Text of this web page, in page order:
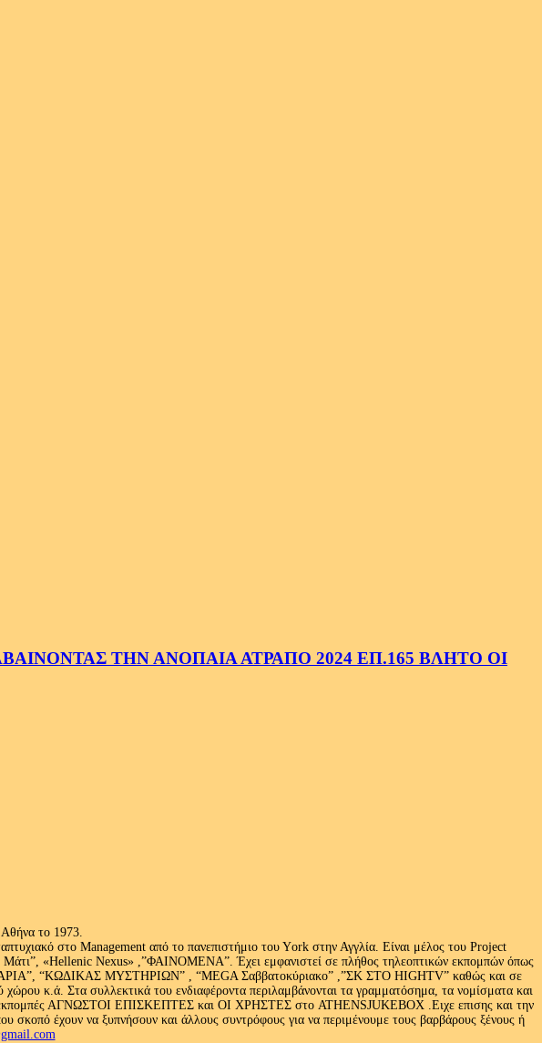
ΤΗΝ ΑΝΟΠΑΙΑ ΑΤΡΑΠΟ 2024 ΕΠ.165 ΒΛΗΤΟ ΟΙ
το 1973.
στο Management από το πανεπιστήμιο του Υork στην Αγγλία. Είναι μέλος του Project
Μάτι”, «Hellenic Nexus» ,”ΦΑΙΝΟΜΕΝΑ”. Έχει εμφανιστεί σε πλήθος τηλεοπτικών εκπομπών όπως
ΜΥΣΤΗΡΙΩΝ” , “MEGA Σαββατοκύριακο” ,”ΣΚ ΣΤΟ HIGHTV” καθώς και σε
κ.ά. Στα συλλεκτικά του ενδιαφέροντα περιλαμβάνονται τα γραμματόσημα, τα νομίσματα και
εκπομπές ΑΓΝΩΣΤΟΙ ΕΠΙΣΚΕΠΤΕΣ και ΟΙ ΧΡΗΣΤΕΣ στο ATHENSJUKEBOX .Ειχε επισης και την
έχουν να ξυπνήσουν και άλλους συντρόφους για να περιμένουμε τους βαρβάρους ξένους ή